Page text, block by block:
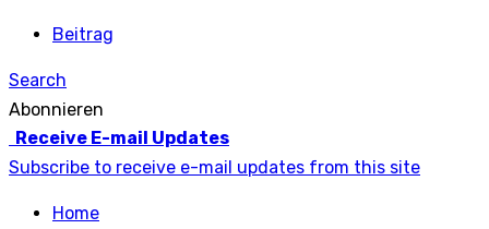
Beitrag
Search
Abonnieren
Receive E-mail Updates
Subscribe to receive e-mail updates from this site
Home